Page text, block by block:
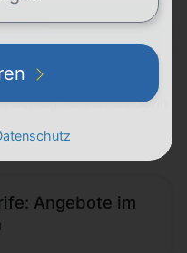
Schlag kannst du dann
Angebote im